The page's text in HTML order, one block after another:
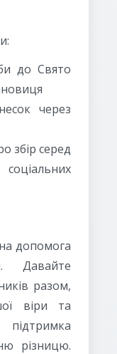
до Свято
через
збір серед
допомога
Давайте
разом,
віри та
різницю.